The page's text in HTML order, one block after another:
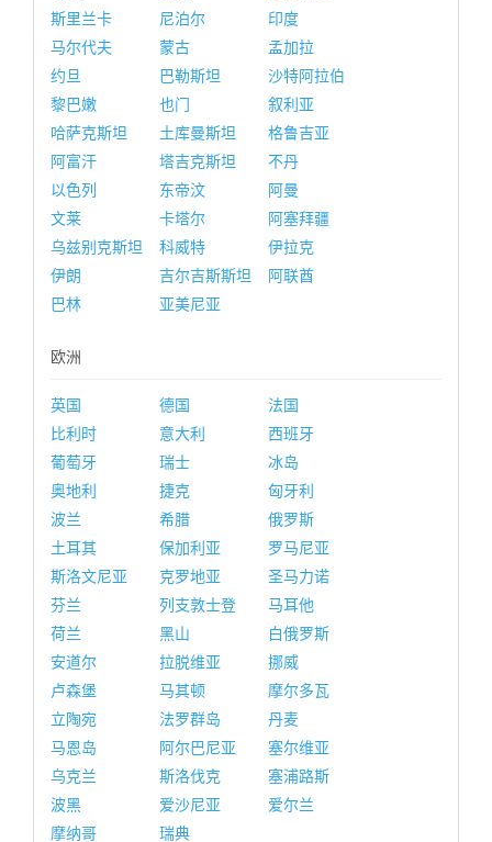
斯里兰卡
尼泊尔
印度
马尔代夫
蒙古
孟加拉
约旦
巴勒斯坦
沙特阿拉伯
黎巴嫩
也门
叙利亚
哈萨克斯坦
土库曼斯坦
格鲁吉亚
阿富汗
塔吉克斯坦
不丹
以色列
东帝汶
阿曼
文莱
卡塔尔
阿塞拜疆
乌兹别克斯坦
科威特
伊拉克
伊朗
吉尔吉斯斯坦
阿联酋
巴林
亚美尼亚
欧洲
英国 德国
法国
比利时
意大利
西班牙
葡萄牙
瑞士
冰岛
奥地利
捷克
匈牙利
波兰
希腊
俄罗斯
土耳其
保加利亚
罗马尼亚
斯洛文尼亚
克罗地亚
圣马力诺
芬兰
列支敦士登
马耳他
荷兰
黑山
白俄罗斯
安道尔
拉脱维亚
挪威
卢森堡
马其顿
摩尔多瓦
立陶宛
法罗群岛
丹麦
马恩岛
阿尔巴尼亚
塞尔维亚
乌克兰
斯洛伐克
塞浦路斯
波黑
爱沙尼亚
爱尔兰
摩纳哥
瑞典